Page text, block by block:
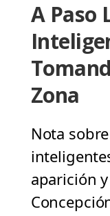
A Paso
Zona
Nota
aparición